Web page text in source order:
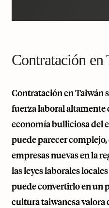
Contratación en
Contratación en Taiwán
fuerza laboral altamente
economía bulliciosa del
puede parecer
empresas nuevas en la
las leyes laborales
puede convertirlo en un
cultura taiwanesa valora